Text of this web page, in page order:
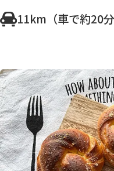
11km（車で約20分